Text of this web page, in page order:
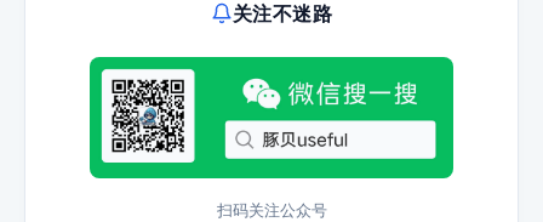
关注不迷路
扫码关注公众号